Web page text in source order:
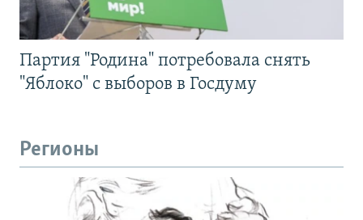
Партия "Родина" потребовала снять
"Яблоко" с выборов в Госдуму
Регионы